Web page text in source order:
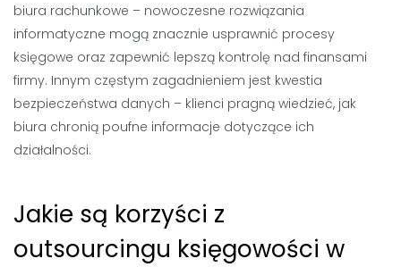
biura rachunkowe – nowoczesne rozwiązania
informatyczne mogą znacznie usprawnić procesy
księgowe oraz zapewnić lepszą kontrolę nad finansami
firmy. Innym częstym zagadnieniem jest kwestia
bezpieczeństwa danych – klienci pragną wiedzieć, jak
biura chronią poufne informacje dotyczące ich
działalności.
Jakie są korzyści z
outsourcingu księgowości w